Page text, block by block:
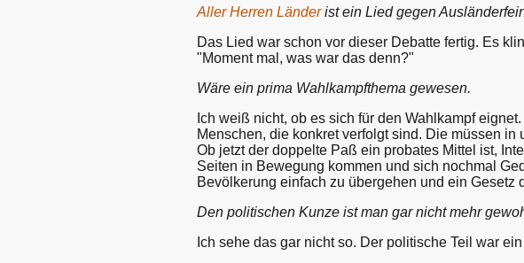
Aller Herren Länderist ein Lied gegen
Das Lied war schon vor dieser Debatte fertig. Es
"Moment mal, was war das denn?"
Wäre ein prima Wahlkampfthema gewesen.
Ich weiß nicht, ob es sich für den Wahlkampf
Menschen, die konkret verfolgt sind. Die müssen
Ob jetzt der doppelte Paß ein probates Mittel ist,
Seiten in Bewegung kommen und sich nochmal
Bevölkerung einfach zu übergehen und ein
Den politischen Kunze ist man gar nicht mehr
Ich sehe das gar nicht so. Der politische Teil war